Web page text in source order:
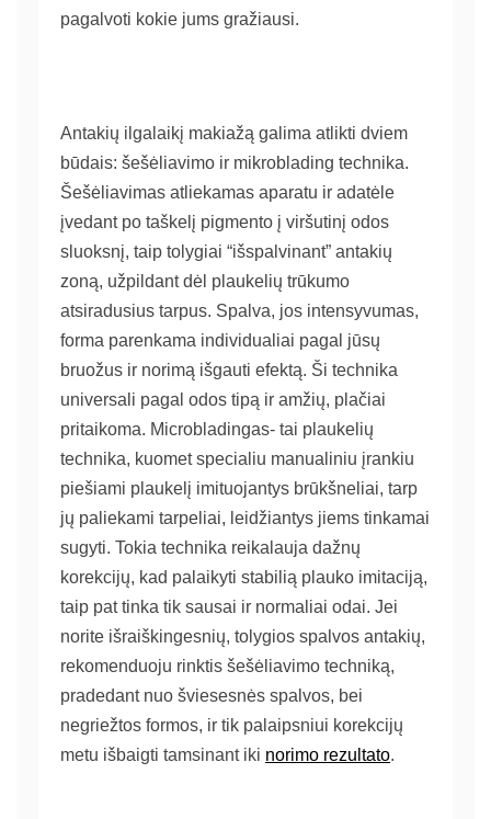
pagalvoti kokie jums gražiausi.
Antakių ilgalaikį makiažą galima atlikti dviem
būdais: šešėliavimo ir mikroblading technika.
Šešėliavimas atliekamas aparatu ir adatėle
įvedant po taškelį pigmento į viršutinį odos
sluoksnį, taip tolygiai “išspalvinant” antakių
zoną, užpildant dėl plaukelių trūkumo
atsiradusius tarpus. Spalva, jos intensyvumas,
forma parenkama individualiai pagal jūsų
bruožus ir norimą išgauti efektą. Ši technika
universali pagal odos tipą ir amžių, plačiai
pritaikoma. Microbladingas- tai plaukelių
technika, kuomet specialiu manualiniu įrankiu
piešiami plaukelį imituojantys brūkšneliai, tarp
jų paliekami tarpeliai, leidžiantys jiems tinkamai
sugyti. Tokia technika reikalauja dažnų
korekcijų, kad palaikyti stabilią plauko imitaciją,
taip pat tinka tik sausai ir normaliai odai. Jei
norite išraiškingesnių, tolygios spalvos antakių,
rekomenduoju rinktis šešėliavimo techniką,
pradedant nuo šviesesnės spalvos, bei
negriežtos formos, ir tik palaipsniui korekcijų
metu išbaigti tamsinant iki norimo rezultato.